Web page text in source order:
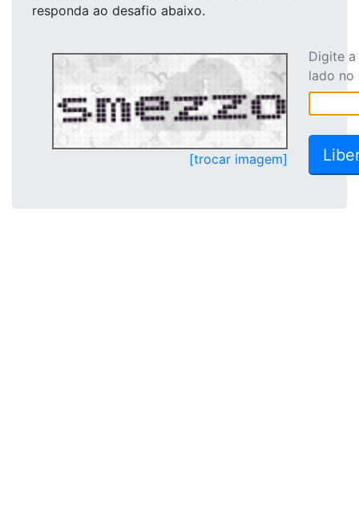
responda ao desafio abaixo.
[trocar imagem]
Digite
lado no